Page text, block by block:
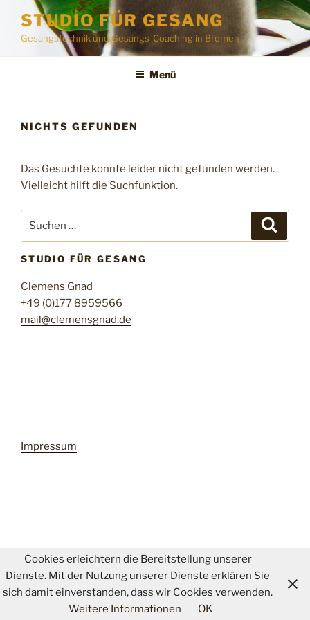
Inhalt
springen
STUDIO FÜR GESANG
Gesangstechnik und Gesangs-Coaching in Bremen
Menü
NICHTS GEFUNDEN
Das Gesuchte konnte leider nicht gefunden werden.
Vielleicht hilft die Suchfunktion.
STUDIO FÜR GESANG
Clemens Gnad
+49 (0)177 8959566
mail@clemensgnad.de
Impressum
Cookies erleichtern die Bereitstellung unserer
Dienste. Mit der Nutzung unserer Dienste erklären Sie
sich damit einverstanden, dass wir Cookies verwenden.
Weitere Informationen
OK